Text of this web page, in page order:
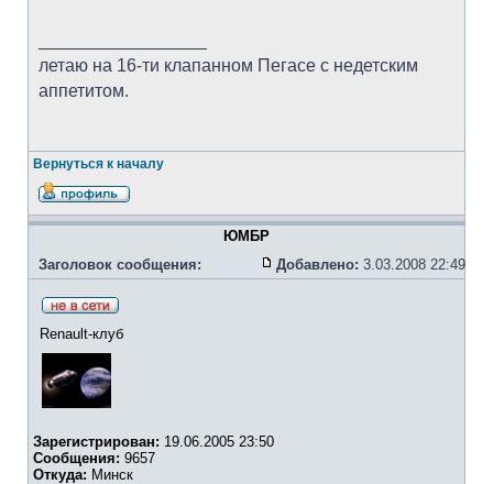
летаю на 16-ти клапанном Пегасе с недетским
аппетитом.
Вернуться к началу
ЮМБР
Заголовок сообщения:
Добавлено: 3.03.2008 22:49
Renault-клуб
Зарегистрирован: 19.06.2005 23:50
Сообщения: 9657
Откуда: Минск